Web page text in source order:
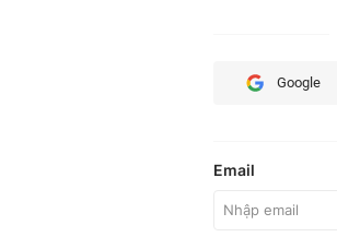
Google
Email